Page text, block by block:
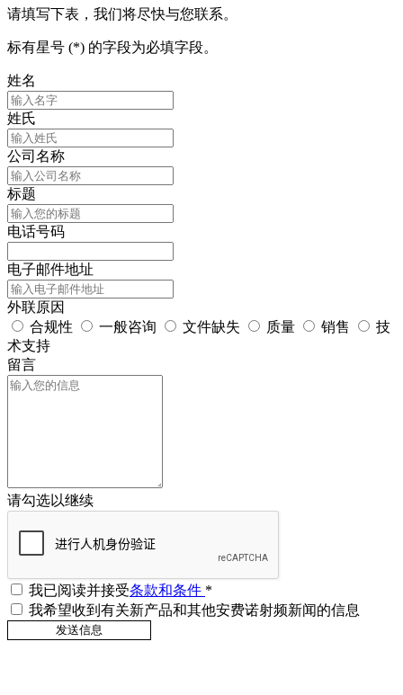
请填写下表，我们将尽快与您联系。
标有星号 (*) 的字段为必填字段。
姓名
姓氏
公司名称
标题
电话号码
电子邮件地址
外联原因
合规性
一般咨询 文件缺失 质量 销售
技
术支持
留言
请勾选以继续
我已阅读并接受条款和条件 *
我希望收到有关新产品和其他安费诺射频新闻的信息